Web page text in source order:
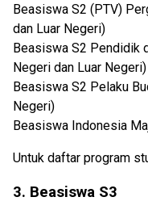
Beasiswa S2 (PTV)
dan Luar Negeri)
Beasiswa S2 Pendidik
Negeri dan Luar Negeri)
Beasiswa S2 Pelaku
Negeri)
Beasiswa Indonesia
Untuk daftar program
3. Beasiswa S3